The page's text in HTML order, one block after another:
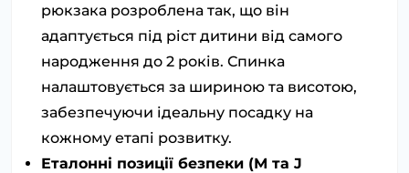
рюкзака розроблена так, що він
адаптується під ріст дитини від самого
народження до 2 років. Спинка
налаштовується за шириною та висотою,
забезпечуючи ідеальну посадку на
кожному етапі розвитку.
Еталонні позиції безпеки (М та J